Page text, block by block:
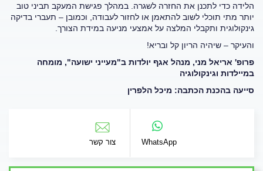
הלידה כדי לתכנן את החזרה לשגרה. במהלך פגישת המעקב תביני טוב
יותר מתי תוכלי לשוב להתאמן או לחזור לעבודה, וכמובן – תעברי בדיקה
גינקולוגית ותקבלי המלצה על אמצעי מניעה במידת הצורך.
והעיקר – שיהיה הריון קל ובריא!
פרופ' אריאל מני, מנהל אגף יולדות ב"מעייני ישועה", מומחה
במיילדות וגינקולוגיה
סייעה בהכנת הכתבה: מיכל הלפרין
WhatsApp צור קשר